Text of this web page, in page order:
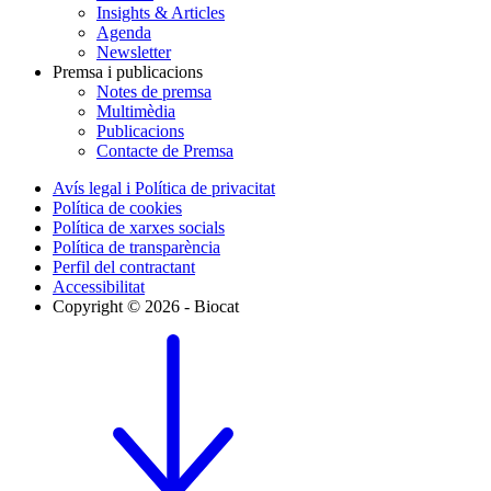
Insights & Articles
Agenda
Newsletter
Premsa i publicacions
Notes de premsa
Multimèdia
Publicacions
Contacte de Premsa
Avís legal i Política de privacitat
Política de cookies
Política de xarxes socials
Política de transparència
Perfil del contractant
Accessibilitat
Copyright © 2026 - Biocat